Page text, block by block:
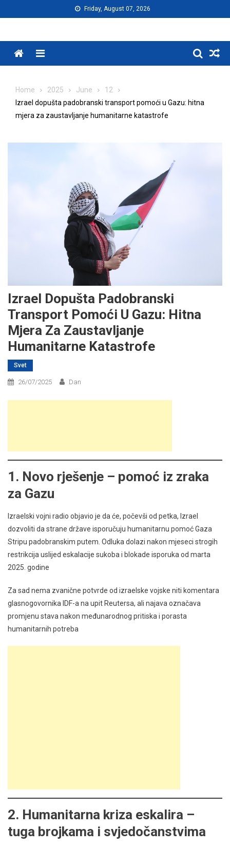
to
Friday, August 07, 2026
Menu
Home 2025 June
12
Izrael dopušta padobranski transport pomoći u Gazu: hitna
mjera za zaustavljanje humanitarne katastrofe
Izrael Dopušta Padobranski
Transport Pomoći U Gazu: Hitna
Mjera Za Zaustavljanje
Humanitarne Katastrofe
Svet
26/07/2025 Dan
1. Novo rješenje – pomoć iz zraka
za Gazu
Izraelski vojni radio objavio je da će, počevši od petka, Izrael
dozvoliti da strane države isporučuju humanitarnu pomoć Gaza
Stripu padobranskim putem. Odluka dolazi nakon mjeseci strogih
restrikcija uslijed eskalacije sukoba i blokade isporuka od marta
2025. godine
Za sad nema zvanične potvrde od izraelske vojske niti komentara
glasnogovornika IDF-a na upit Reutersa, ali najava označava
promjenu stava nakon međunarodnog pritiska i porasta
humanitarnih potreba
2. Humanitarna kriza eskalira –
tuga brojkama i svjedočanstvima